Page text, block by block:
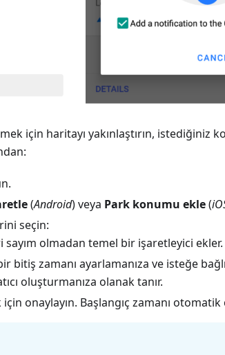
için haritayı yakınlaştırın, istediğiniz
(Android) veya Park konumu ekle(
seçin:
sayım olmadan temel bir işaretleyici ekler.
bitiş zamanı ayarlamanıza ve isteğe
oluşturmanıza olanak tanır.
onaylayın. Başlangıç zamanı